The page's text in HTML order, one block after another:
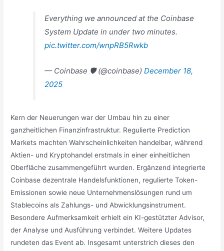
Everything we announced at the Coinbase
System Update in under two minutes.
pic.twitter.com/wnpRB5Rwkb
— Coinbase 🛡️ (@coinbase)December 18,
2025
Kern der Neuerungen war der Umbau hin zu einer
ganzheitlichen Finanzinfrastruktur. Regulierte Prediction
Markets machten Wahrscheinlichkeiten handelbar, während
Aktien- und Kryptohandel erstmals in einer einheitlichen
Oberfläche zusammengeführt wurden. Ergänzend integrierte
Coinbase dezentrale Handelsfunktionen, regulierte Token-
Emissionen sowie neue Unternehmenslösungen rund um
Stablecoins als Zahlungs- und Abwicklungsinstrument.
Besondere Aufmerksamkeit erhielt ein KI-gestützter Advisor,
der Analyse und Ausführung verbindet. Weitere Updates
rundeten das Event ab. Insgesamt unterstrich dieses den